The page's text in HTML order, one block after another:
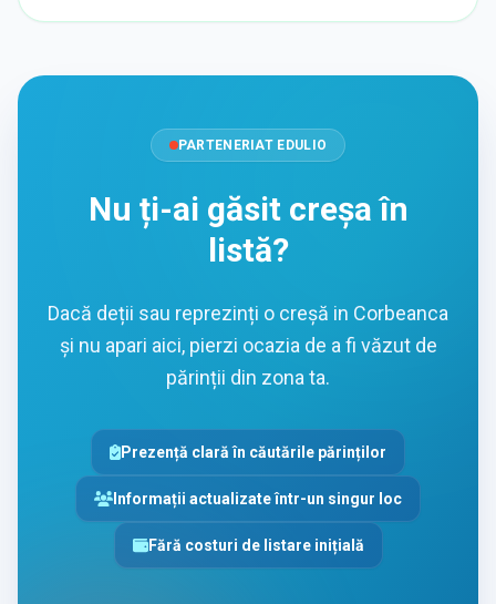
PARTENERIAT EDULIO
Nu ți-ai găsit creșa în
listă?
Dacă deții sau reprezinți o creșă in Corbeanca
și nu apari aici, pierzi ocazia de a fi văzut de
părinții din zona ta.
Prezență clară în căutările părinților
Informații actualizate într-un singur loc
Fără costuri de listare inițială